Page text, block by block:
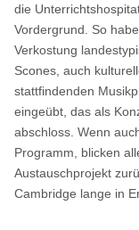
die
Vordergrund. So
Verkostung
Scones, auch
stattfindenden
eingeübt, das als
abschloss. Wenn
Programm, blicken
Austauschprojekt
Cambridge lange in